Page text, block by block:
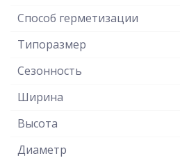
Способ герметизации
Типоразмер
Сезонность
Ширина
Высота
Диаметр